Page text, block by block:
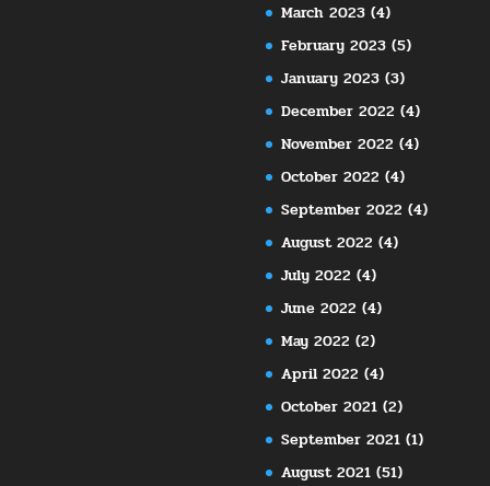
March 2023 (4)
February 2023 (5)
January 2023 (3)
December 2022 (4)
November 2022 (4)
October 2022 (4)
September 2022 (4)
August 2022 (4)
July 2022 (4)
June 2022 (4)
May 2022 (2)
April 2022 (4)
October 2021 (2)
September 2021 (1)
August 2021 (51)